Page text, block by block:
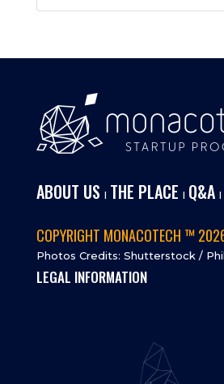
ABOUT US I THE PLACE I Q&AI
COPYRIGHT MONACOTECH ™
Photos Credits: Shutterstock /
LEGAL INFORMATION